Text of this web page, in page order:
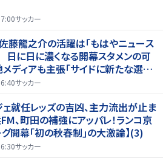
サッカー
藤龍之介の活躍は「もはやニュース
に日に濃くなる開幕スタメンの可
ディアも主張「サイドに新たな選択
」サッカー
ェ就任レッズの吉凶、主力流出が止ま
、町田の補強にアッパレ！ランコ京
グ開幕｢初の秋春制｣の大激論】(3)
サッカー